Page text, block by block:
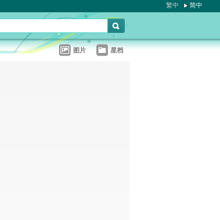
繁中 简中
图片 星档